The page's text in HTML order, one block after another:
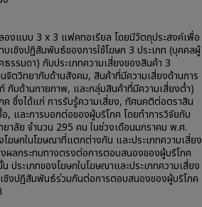
องแบบ 3 x 3 แฟคทอเรียล โดยมีวัตถุประสงค์เพื่อ
เชิงปฏิสัมพันธ์ของการใช้โฆษก 3 ประเภท (บุคคลผู้
รรมดา) กับประเภทความเสี่ยงของสินค้า 3
จิตวิทยากับด้านสังคม, สินค้าที่มีความเสี่ยงด้านการ
กับด้านกายภาพ, และกลุ่มสินค้าที่มีความเสี่ยงต่ำ)
ซึ่งได้แก่ การรับรู้ความเสี่ยง, ทัศนคติต่อตราสิน
และการบอกต่อของผู้บริโภค โดยทำการวิจัยกับ
ลัย จำนวน 295 คน ในช่วงเดือนมกราคม พ.ศ.
ฆษกในโฆษณาที่แตกต่างกัน และประเภทความเสี่ยง
ลกระทบทางตรงต่อการตอบสนองของผู้บริโภค
ระเภทของโฆษกในโฆษณาและประเภทความเสี่ยง
ชิงปฏิสัมพันธ์ร่วมกันต่อการตอบสนองของผู้บริโภค